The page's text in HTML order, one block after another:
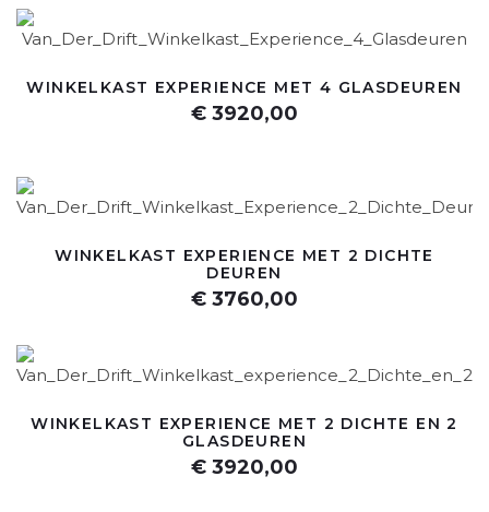
WINKELKAST EXPERIENCE MET 4 GLASDEUREN
€ 3920,00
WINKELKAST EXPERIENCE MET 2 DICHTE
DEUREN
€ 3760,00
WINKELKAST EXPERIENCE MET 2 DICHTE EN 2
GLASDEUREN
€ 3920,00